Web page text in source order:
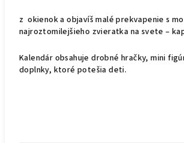
z okienok a objavíš malé prekvapenie s
najroztomilejšieho zvieratka na svete –
Kalendár obsahuje drobné hračky, mini
doplnky, ktoré potešia deti.